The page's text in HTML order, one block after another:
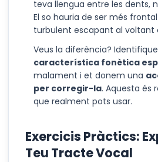
teva llengua entre les dents,
El so hauria de ser més
turbulent escapant al voltant
Veus la diferència?
característica fonètica
malament i et donem una
per corregir-la. Aquesta és
que realment pots usar.
Exercicis Pràctics:
Teu Tracte Vocal